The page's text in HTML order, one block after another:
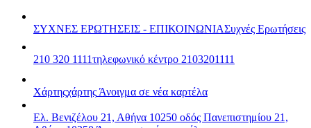
ΣΥΧΝΕΣ ΕΡΩΤΗΣΕΙΣ - ΕΠΙΚΟΙΝΩΝΙΑΣυχνές Ερωτήσεις
210 320 1111τηλεφωνικό κέντρο 2103201111
Χάρτηςχάρτης Άνοιγμα σε νέα καρτέλα
Ελ. Βενιζέλου 21, Αθήνα 10250 οδός Πανεπιστημίου 21,